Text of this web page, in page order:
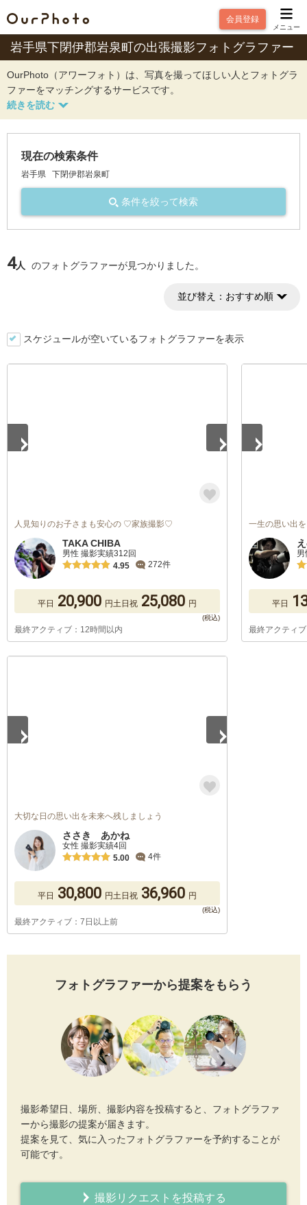
会員登録
メニュー
岩手県下閉伊郡岩泉町の出張撮影フォトグラファー
OurPhoto（アワーフォト）は、写真を撮ってほしい人とフォトグラ
ファーをマッチングするサービスです。
現在の検索条件
岩手県 下閉伊郡岩泉町
条件を絞って検索
4人 のフォトグラファーが見つかりました。
並び替え： おすすめ順
スケジュールが空いているフォトグラファーを表示
人見知りのお子さまも安心の ♡家族撮影♡
TAKA CHIBA
男性 撮影実績312回
4.95
272件
平日 20,900 円土日祝 25,080 円
最終アクティブ：12時間以内
一生の思い出
平日
最終アクティ
大切な日の思い出を未来へ残しましょう
ささき あかね
女性 撮影実績4回
5.00
4件
平日 30,800 円土日祝 36,960 円
最終アクティブ：7日以上前
フォトグラファーから提案をもらう
撮影希望日、場所、撮影内容を投稿すると、フォトグラファ
ーから撮影の提案が届きます。
提案を見て、気に入ったフォトグラファーを予約することが
可能です。
撮影リクエストを投稿する